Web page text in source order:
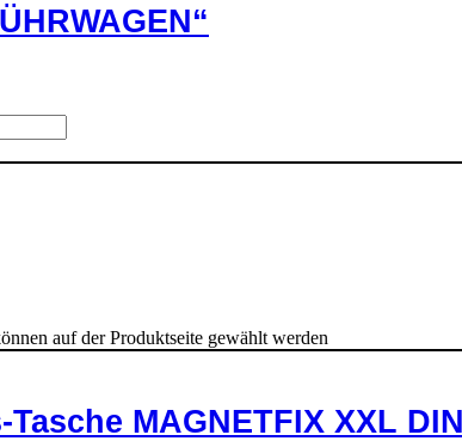
auf der Produktseite gewählt werden
MAGNETFIX XXL